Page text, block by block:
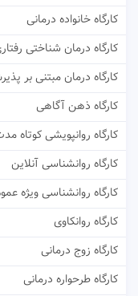
کارگاه خانواده درمانی
کارگاه درمان شناختی
کارگاه درمان مبتنی بر
کارگاه ذهن آگاهی
کارگاه روانپویشی کوتاه
کارگاه روانشناسی آنلاین
کارگاه روانشناسی ویژه
کارگاه روانکاوی
کارگاه زوج درمانی
کارگاه طرحواره درمانی